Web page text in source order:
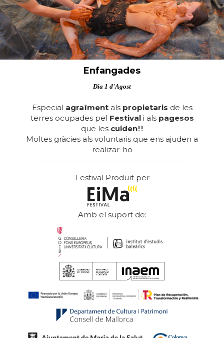
Enfangades
Dia 1 d'Agost
Especial agraïmentals propietaris de les
terres ocupades pel Festivali als pagesos
que les cuiden!!!!
Moltes gràcies als voluntaris que ens ajuden a
realizar-ho
Festival Produït per
Amb el suport de: